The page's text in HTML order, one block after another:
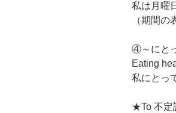
私は月曜
（期間の
④～にと
Eating
私にとっ
★To 不定